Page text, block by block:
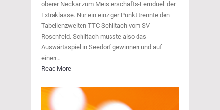
oberer Neckar zum Meisterschafts-Fernduell der
Extraklasse. Nur ein einziger Punkt trennte den
Tabellenzweiten TTC Schiltach vom SV
Rosenfeld. Schiltach musste also das
Auswärtsspiel in Seedorf gewinnen und auf
einen…
Read More